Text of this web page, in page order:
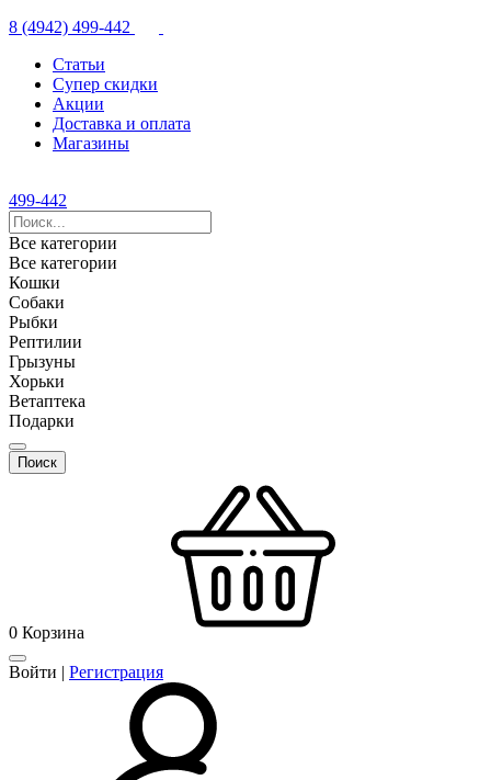
8 (4942) 499-442
Статьи
Супер скидки
Акции
Доставка и оплата
Магазины
499-442
Все категории
Все категории
Кошки
Собаки
Рыбки
Рептилии
Грызуны
Хорьки
Ветаптека
Подарки
0 Корзина
Войти | Регистрация